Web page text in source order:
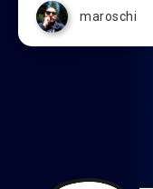
maroschi